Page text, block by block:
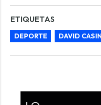
ETIQUETAS
DEPORTE DAVID